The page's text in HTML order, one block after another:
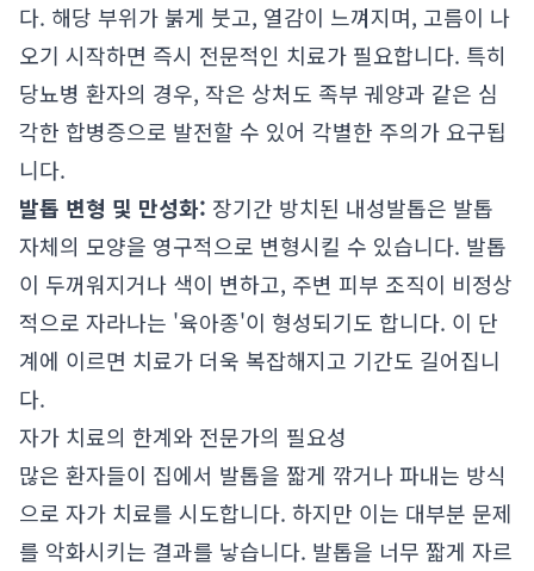
다. 해당 부위가 붉게 붓고, 열감이 느껴지며, 고름이 나
오기 시작하면 즉시 전문적인 치료가 필요합니다. 특히
당뇨병 환자의 경우, 작은 상처도 족부 궤양과 같은 심
각한 합병증으로 발전할 수 있어 각별한 주의가 요구됩
니다.
발톱 변형 및 만성화: 장기간 방치된 내성발톱은 발톱
자체의 모양을 영구적으로 변형시킬 수 있습니다. 발톱
이 두꺼워지거나 색이 변하고, 주변 피부 조직이 비정상
적으로 자라나는 '육아종'이 형성되기도 합니다. 이 단
계에 이르면 치료가 더욱 복잡해지고 기간도 길어집니
다.
자가 치료의 한계와 전문가의 필요성
많은 환자들이 집에서 발톱을 짧게 깎거나 파내는 방식
으로 자가 치료를 시도합니다. 하지만 이는 대부분 문제
를 악화시키는 결과를 낳습니다. 발톱을 너무 짧게 자르